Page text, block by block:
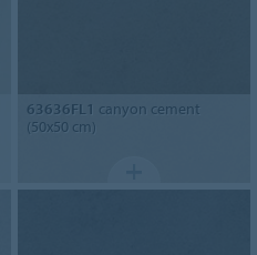
63636FL1 canyon cement
(50x50 cm)